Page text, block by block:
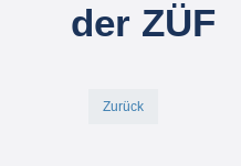
der ZÜF
Zurück